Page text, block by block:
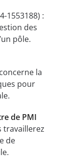
1553188) :
des
pôle.
la
pour
de PMI
travaillerez
de